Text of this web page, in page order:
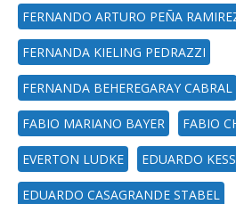
FERNANDO ARTURO PEÑA
FERNANDA KIELING PEDRAZZI
FERNANDA BEHEREGARAY CABRAL
FABIO MARIANO BAYER FABIO
EVERTON LUDKE EDUARDO
EDUARDO CASAGRANDE STABEL